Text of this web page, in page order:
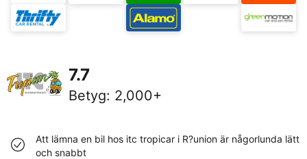
7.7
Betyg: 2,000+
Att lämna en bil hos itc tropicar i R?union är någorlunda lätt
och snabbt